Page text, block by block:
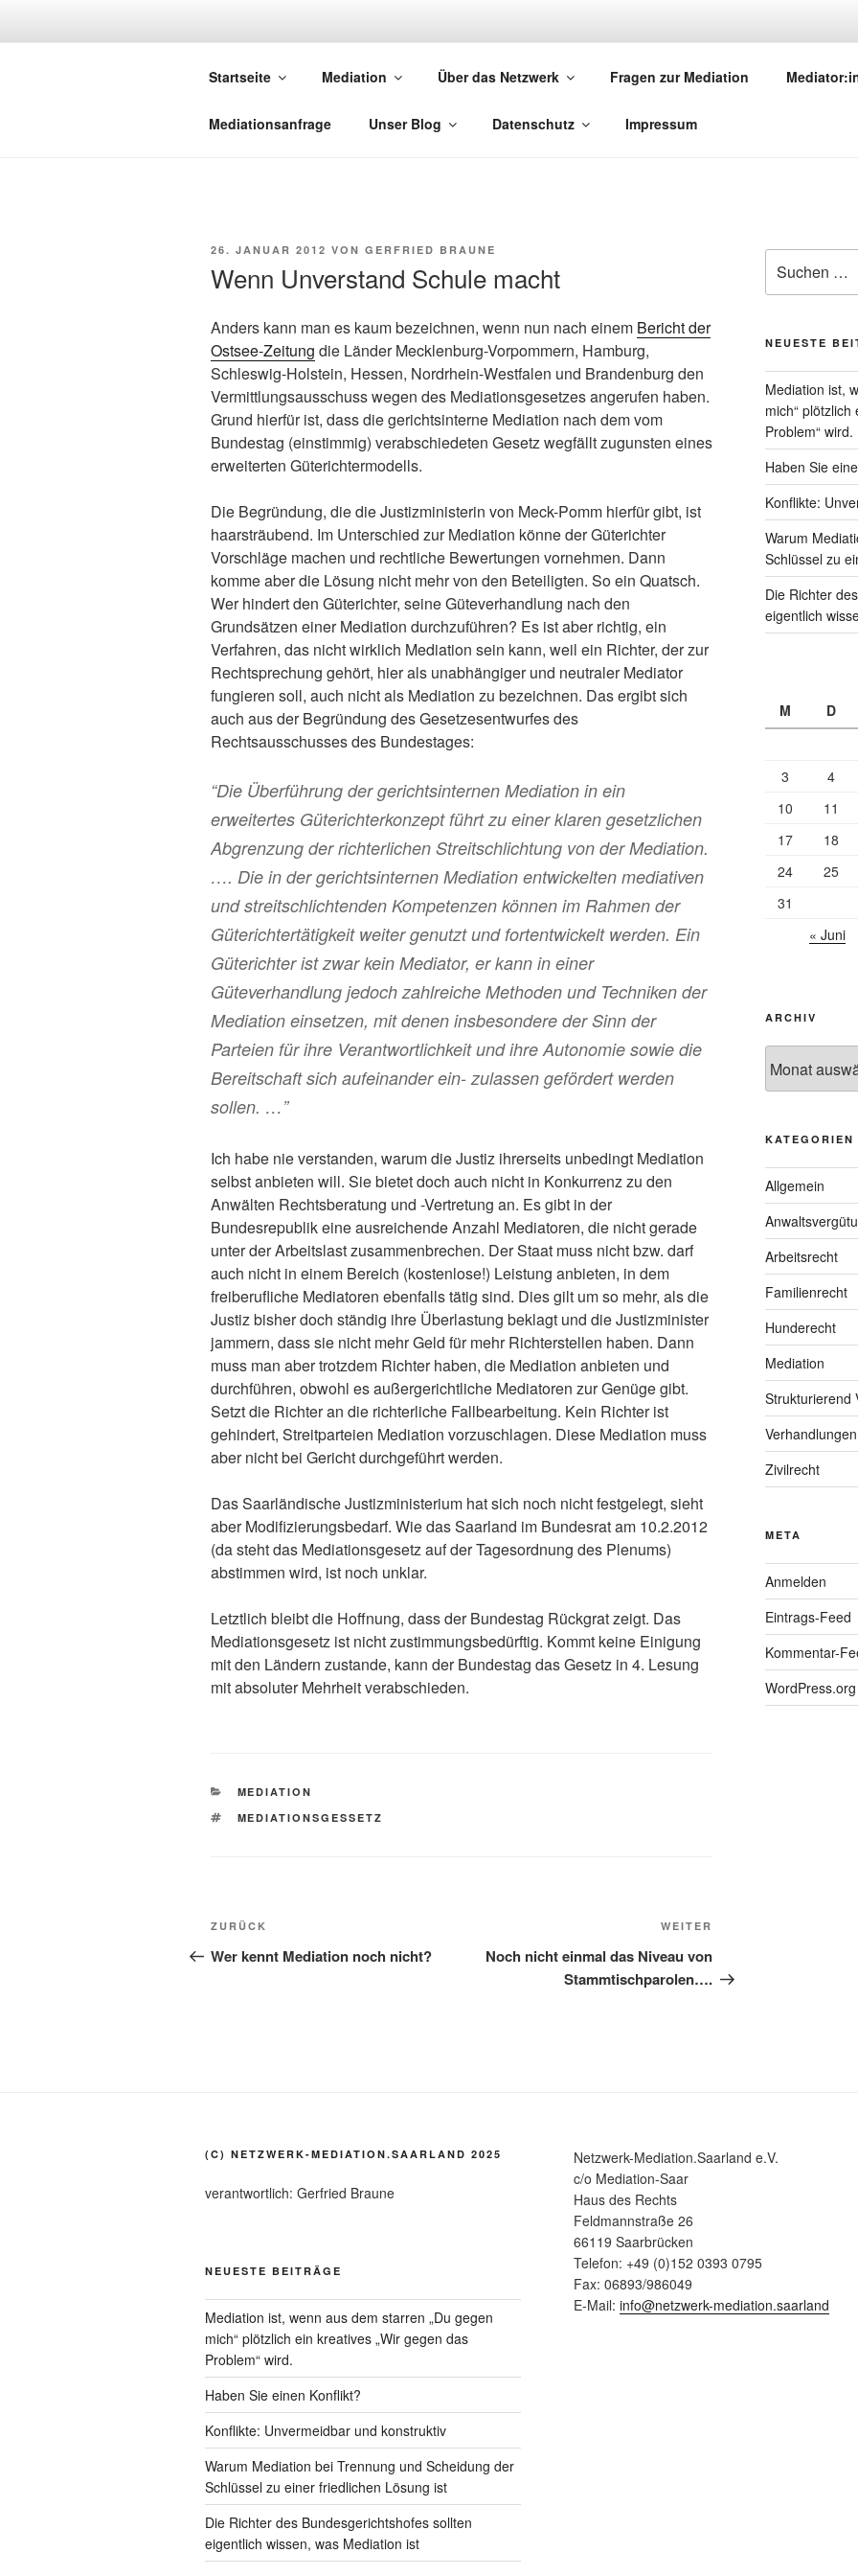
NETZWERK-
Startseite Mediation Über das Netzwerk Fragen zur Mediation
Mediationsanfrage Unser Blog Datenschutz Impressum
VERÖFFENTLICHT
26. JANUAR 2012 VON GERFRIED BRAUNE
Wenn Unverstand Schule macht
Anders kann man es kaum bezeichnen, wenn nun nach einem Bericht der
Ostsee-Zeitung die Länder Mecklenburg-Vorpommern, Hamburg,
Schleswig-Holstein, Hessen, Nordrhein-Westfalen und Brandenburg den
Vermittlungsausschuss wegen des Mediationsgesetzes angerufen haben.
Grund hierfür ist, dass die gerichtsinterne Mediation nach dem vom
Bundestag (einstimmig) verabschiedeten Gesetz wegfällt zugunsten eines
erweiterten Güterichtermodells.
Die Begründung, die die Justizministerin von Meck-Pomm hierfür gibt, ist
haarsträubend. Im Unterschied zur Mediation könne der Güterichter
Vorschläge machen und rechtliche Bewertungen vornehmen. Dann
komme aber die Lösung nicht mehr von den Beteiligten. So ein Quatsch.
Wer hindert den Güterichter, seine Güteverhandlung nach den
Grundsätzen einer Mediation durchzuführen? Es ist aber richtig, ein
Verfahren, das nicht wirklich Mediation sein kann, weil ein Richter, der zur
Rechtsprechung gehört, hier als unabhängiger und neutraler Mediator
fungieren soll, auch nicht als Mediation zu bezeichnen. Das ergibt sich
auch aus der Begründung des Gesetzesentwurfes des
Rechtsausschusses des Bundestages:
“Die Überführung der gerichtsinternen Mediation in ein
erweitertes Güterichterkonzept führt zu einer klaren gesetzlichen
Abgrenzung der richterlichen Streitschlichtung von der Mediation.
…. Die in der gerichtsinternen Mediation entwickelten mediativen
und streitschlichtenden Kompetenzen können im Rahmen der
Güterichtertätigkeit weiter genutzt und fortentwickelt werden. Ein
Güterichter ist zwar kein Mediator, er kann in einer
Güteverhandlung jedoch zahlreiche Methoden und Techniken der
Mediation einsetzen, mit denen insbesondere der Sinn der
Parteien für ihre Verantwortlichkeit und ihre Autonomie sowie die
Bereitschaft sich aufeinander ein- zulassen gefördert werden
sollen. …”
Ich habe nie verstanden, warum die Justiz ihrerseits unbedingt Mediation
selbst anbieten will. Sie bietet doch auch nicht in Konkurrenz zu den
Anwälten Rechtsberatung und -Vertretung an. Es gibt in der
Bundesrepublik eine ausreichende Anzahl Mediatoren, die nicht gerade
unter der Arbeitslast zusammenbrechen. Der Staat muss nicht bzw. darf
auch nicht in einem Bereich (kostenlose!) Leistung anbieten, in dem
freiberufliche Mediatoren ebenfalls tätig sind. Dies gilt um so mehr, als die
Justiz bisher doch ständig ihre Überlastung beklagt und die Justizminister
jammern, dass sie nicht mehr Geld für mehr Richterstellen haben. Dann
muss man aber trotzdem Richter haben, die Mediation anbieten und
durchführen, obwohl es außergerichtliche Mediatoren zur Genüge gibt.
Setzt die Richter an die richterliche Fallbearbeitung. Kein Richter ist
gehindert, Streitparteien Mediation vorzuschlagen. Diese Mediation muss
aber nicht bei Gericht durchgeführt werden.
Das Saarländische Justizministerium hat sich noch nicht festgelegt, sieht
aber Modifizierungsbedarf. Wie das Saarland im Bundesrat am 10.2.2012
(da steht das Mediationsgesetz auf der Tagesordnung des Plenums)
abstimmen wird, ist noch unklar.
Letztlich bleibt die Hoffnung, dass der Bundestag Rückgrat zeigt. Das
Mediationsgesetz ist nicht zustimmungsbedürftig. Kommt keine Einigung
mit den Ländern zustande, kann der Bundestag das Gesetz in 4. Lesung
mit absoluter Mehrheit verabschieden.
KATEGORIEN
MEDIATION
SCHLAGWÖRTER
MEDIATIONSGESSETZ
Beitragsnavigation
Vorheriger
Beitrag
ZURÜCK
Wer kennt Mediation noch nicht?
Beitrag
WEITER
Noch nicht einmal das Niveau von
Stammtischparolen….
nach:
NEUESTE
Mediation ist,
mich“
Problem“ wird.
Haben Sie
Konflikte:
Warum
Schlüssel zu
Die Richter
eigentlich
M
D
3
4
10
11
17
18
24
25
31
« Juni
ARCHIV
KATEGORIEN
Allgemein
Arbeitsrecht
Familienrecht
Hunderecht
Mediation
Strukturierend
Verhandlungen
Zivilrecht
META
Anmelden
Eintrags-Feed
Kommentar-
WordPress.org
(C) NETZWERK-MEDIATION.SAARLAND 2025
verantwortlich: Gerfried Braune
NEUESTE BEITRÄGE
Mediation ist, wenn aus dem starren „Du gegen
mich“ plötzlich ein kreatives „Wir gegen das
Problem“ wird.
Haben Sie einen Konflikt?
Konflikte: Unvermeidbar und konstruktiv
Warum Mediation bei Trennung und Scheidung der
Schlüssel zu einer friedlichen Lösung ist
Die Richter des Bundesgerichtshofes sollten
eigentlich wissen, was Mediation ist
Netzwerk-Mediation.Saarland e.V.
c/o Mediation-Saar
Haus des Rechts
Feldmannstraße 26
66119 Saarbrücken
Telefon: +49 (0)152 0393 0795
Fax: 06893/986049
E-Mail: info@netzwerk-mediation.saarland